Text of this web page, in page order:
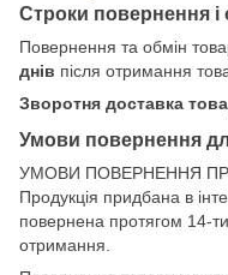
Строки повернення і
Повернення та обмін
днів після отримання
Зворотня доставка
Умови повернення
УМОВИ ПОВЕРНЕННЯ
Продукція придбана в
повернена протягом 14-
отримання.